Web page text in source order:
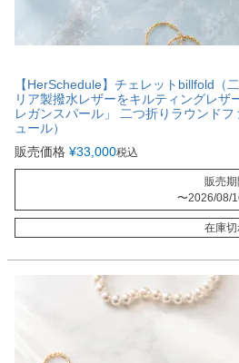
【HerSchedule】チェレットbillfold（
リア製撥水レザーをキルティングレ
レガンスパール」 二つ折りラウンド
ュール）
販売価格 ¥33,000税込
販売期
〜2026/08/
在庫